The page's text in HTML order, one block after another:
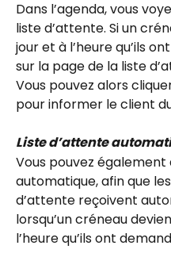
Dans l’agenda, vous
liste d’attente. Si un
jour et à l’heure qu’ils
sur la page de la liste
Vous pouvez alors
pour informer le client
Liste d’attente
Vous pouvez
automatique, afin que
d’attente reçoivent
lorsqu’un créneau
l’heure qu’ils ont